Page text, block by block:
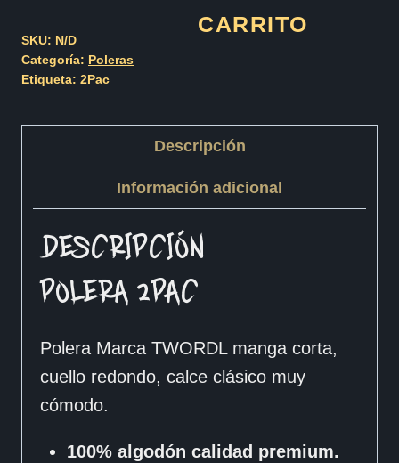
Down
cantidad
CARRITO
SKU: N/D
Categoría: Poleras
Etiqueta: 2Pac
Descripción
Información adicional
DESCRIPCIÓN
POLERA 2PAC
Polera Marca TWORDL manga corta,
cuello redondo, calce clásico muy
cómodo.
100% algodón calidad premium.